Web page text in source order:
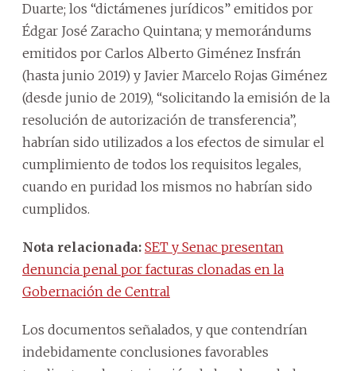
Duarte; los “dictámenes jurídicos” emitidos por
Édgar José Zaracho Quintana; y memorándums
emitidos por Carlos Alberto Giménez Insfrán
(hasta junio 2019) y Javier Marcelo Rojas Giménez
(desde junio de 2019), “solicitando la emisión de la
resolución de autorización de transferencia”,
habrían sido utilizados a los efectos de simular el
cumplimiento de todos los requisitos legales,
cuando en puridad los mismos no habrían sido
cumplidos.
Nota relacionada: SET y Senac presentan
denuncia penal por facturas clonadas en la
Gobernación de Central
Los documentos señalados, y que contendrían
indebidamente conclusiones favorables